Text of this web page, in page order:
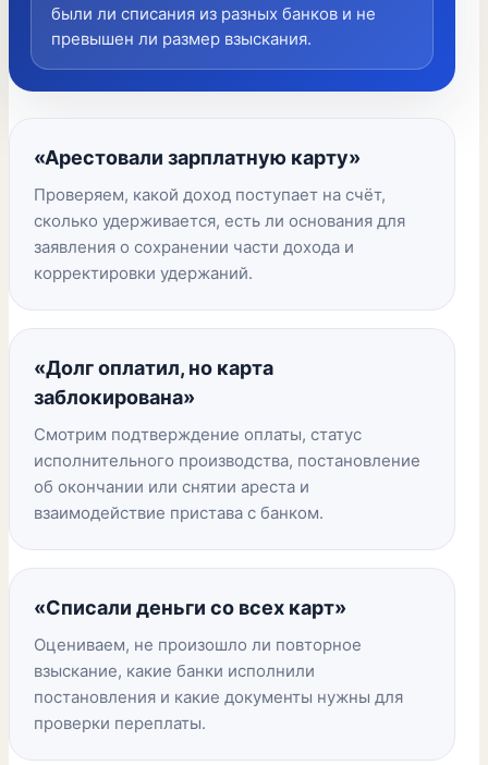
были ли списания из разных банков и не
превышен ли размер взыскания.
«Арестовали зарплатную карту»
Проверяем, какой доход поступает на счёт,
сколько удерживается, есть ли основания для
заявления о сохранении части дохода и
корректировки удержаний.
«Долг оплатил, но карта
заблокирована»
Смотрим подтверждение оплаты, статус
исполнительного производства, постановление
об окончании или снятии ареста и
взаимодействие пристава с банком.
«Списали деньги со всех карт»
Оцениваем, не произошло ли повторное
взыскание, какие банки исполнили
постановления и какие документы нужны для
проверки переплаты.